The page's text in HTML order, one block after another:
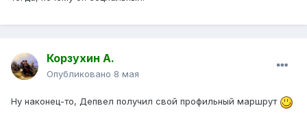
Корзухин А.
Опубликовано 8 мая
Ну наконец-то, Депвел получил свой профильный маршрут